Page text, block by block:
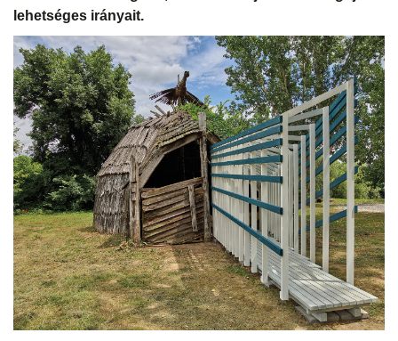
lehetséges irányait.